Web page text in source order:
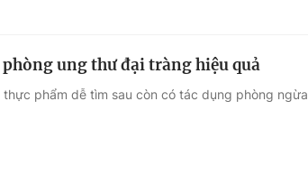
ung thư đại tràng hiệu quả
phẩm dễ tìm sau còn có tác dụng phòng ngừa